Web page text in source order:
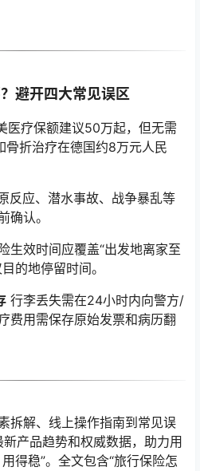
避开四大常见误区
医疗保额建议50万起，但无需
骨折治疗在德国约8万元人民
反应、潜水事故、战争暴乱等
确认。
生效时间应覆盖“出发地离家至
的地停留时间。
行李丢失需在24小时内向警方/
费用需保存原始发票和病历翻
拆解、线上操作指南到常见误
产品趋势和权威数据，助力用
得稳”。全文包含“旅行保险怎